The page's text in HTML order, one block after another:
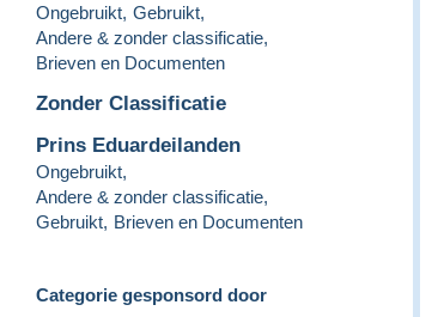
Ongebruikt, Gebruikt,
Andere & zonder classificatie,
Brieven en Documenten
Zonder Classificatie
Prins Eduardeilanden
Ongebruikt,
Andere & zonder classificatie,
Gebruikt, Brieven en Documenten
Categorie gesponsord door